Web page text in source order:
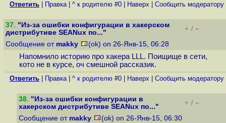
Ответить Правка| ^ к родителю #0 Наверх Cообщить модератору
37. "Из-за ошибки конфигурации в хакерском
дистрибутиве SEANux по..."
+ / –
Сообщение от makky (ok) on 26-Янв-15, 06:28
Напомнило историю про хакера LLL. Поищище в сети,
кото не в курсе, оч смешной рассказик.
Ответить Правка| ^ к родителю #0 Наверх Cообщить модератору
38. "Из-за ошибки конфигурации в
хакерском дистрибутиве SEANux по..."
+ / –
Сообщение от makky (ok) on 26-Янв-15, 06:30